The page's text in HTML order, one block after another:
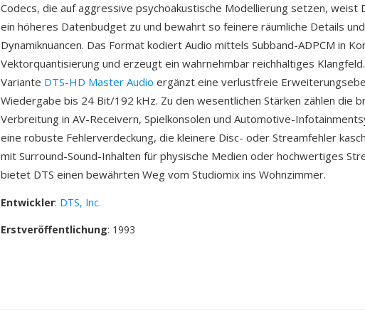
Codecs, die auf aggressive psychoakustische Modellierung setzen, weist
ein höheres Datenbudget zu und bewahrt so feinere räumliche Details
Dynamiknuancen. Das Format kodiert Audio mittels Subband-ADPCM in
Vektorquantisierung und erzeugt ein wahrnehmbar reichhaltiges
Variante DTS-HD Master Audio ergänzt eine verlustfreie
Wiedergabe bis 24 Bit/192 kHz. Zu den wesentlichen Stärken zählen die
Verbreitung in AV-Receivern, Spielkonsolen und Automotive-
eine robuste Fehlerverdeckung, die kleinere Disc- oder Streamfehler
mit Surround-Sound-Inhalten für physische Medien oder hochwertiges
bietet DTS einen bewährten Weg vom Studiomix ins Wohnzimmer.
Entwickler: DTS, Inc.
Erstveröffentlichung: 1993